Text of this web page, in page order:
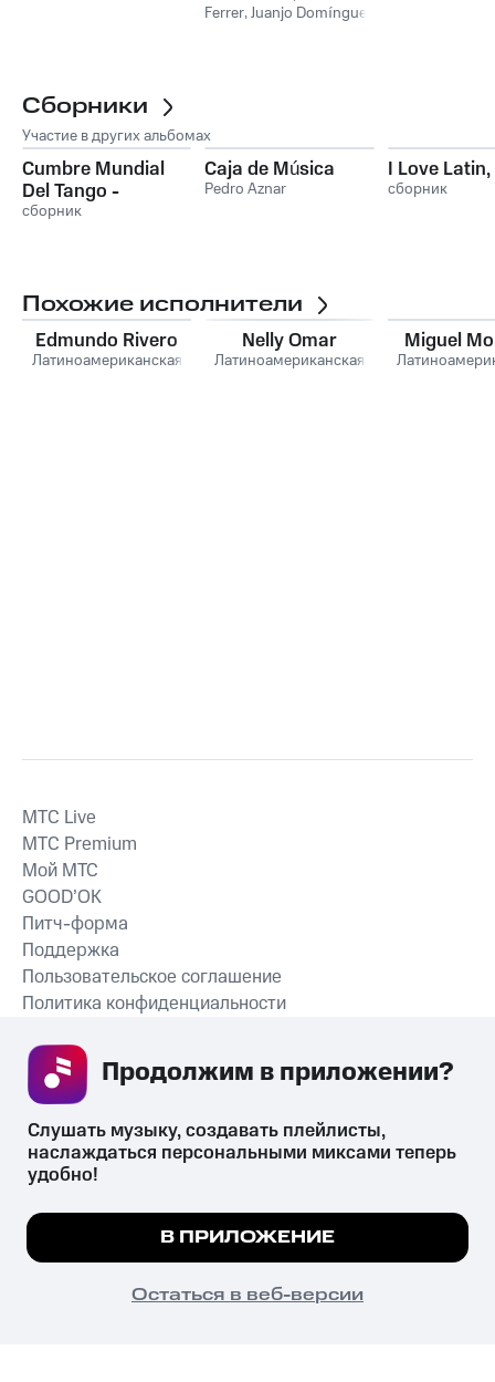
Ferrer,Juanjo Domínguez
Сборники
Участие в других альбомах
Cumbre Mundial
Del Tango -
Granada 1995,
сборник
Caja de Música
Pedro Aznar
I Love Latin,
сборник
Похожие исполнители
Edmundo Rivero
Латиноамериканская
Nelly Omar
Латиноамериканская
Miguel
СКАЧАТЬ ПРИЛОЖЕНИЕ
MTС Live
MTС Premium
Мой МТС
GOOD’OK
Питч-форма
Поддержка
Пользовательское соглашение
Политика конфиденциальности
психотропных веществ, их аналогов причиняет вред здоровью,
их незаконный оборот запрещён и влечёт установленную
законодательством ответственность.
© 2026 ООО «КИОН».
Все права защищены
Мы используем куки, чтобы на сайте все
Подробнее
ПОНЯТНО
Слушать музыку, создавать плейлисты,
наслаждаться персональными миксами теперь
удобно!
В ПРИЛОЖЕНИЕ
Остаться в веб-версии